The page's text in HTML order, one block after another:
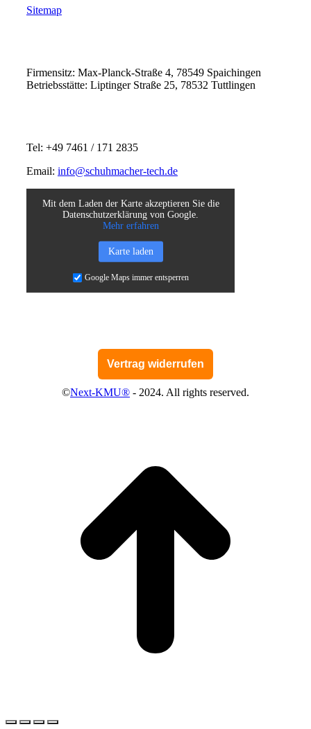
Sitemap
Firmensitz: Max-Planck-Straße 4, 78549 Spaichingen
Betriebsstätte: Liptinger Straße 25, 78532 Tuttlingen
Tel: +49 7461 / 171 2835
Email: info@schuhmacher-tech.de
Mit dem Laden der Karte akzeptieren Sie die
Datenschutzerklärung von Google.
Mehr erfahren
Karte laden
Google Maps immer entsperren
Vertrag widerrufen
©Next-KMU® - 2024. All rights reserved.